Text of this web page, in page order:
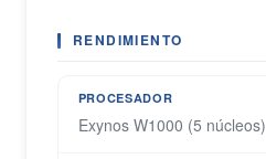
RENDIMIENTO
PROCESADOR
Exynos W1000 (5 núcleos)